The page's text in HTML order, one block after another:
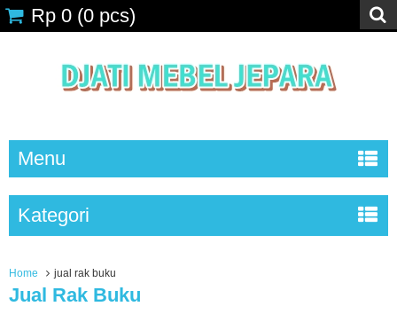
Rp 0 (0 pcs)
Menu
Kategori
Home jual rak buku
Jual Rak Buku